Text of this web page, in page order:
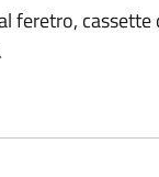
feretro, cassette